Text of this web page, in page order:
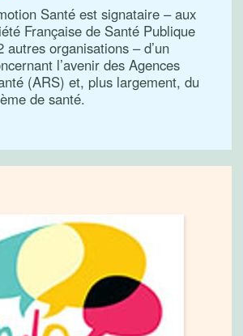
Santé est signataire – aux
Française de Santé Publique
autres organisations – d’un
l’avenir des Agences
(ARS) et, plus largement, du
de santé.